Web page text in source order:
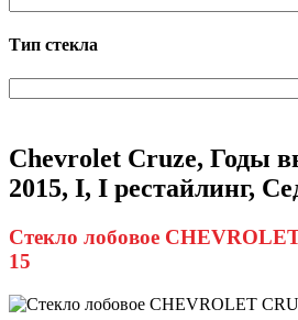
Тип стекла
Chevrolet Cruze, Годы
2015, I, I рестайлинг,
Стекло лобовое
15